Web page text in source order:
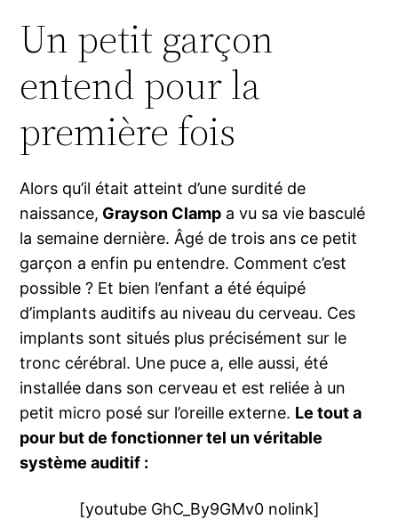
Un petit garçon
entend pour la
première fois
Alors qu’il était atteint d’une surdité de
naissance, Grayson Clamp a vu sa vie basculé
la semaine dernière. Âgé de trois ans ce petit
garçon a enfin pu entendre. Comment c’est
possible ? Et bien l’enfant a été équipé
d’implants auditifs au niveau du cerveau. Ces
implants sont situés plus précisément sur le
tronc cérébral. Une puce a, elle aussi, été
installée dans son cerveau et est reliée à un
petit micro posé sur l’oreille externe. Le tout a
pour but de fonctionner tel un véritable
système auditif :
[youtube GhC_By9GMv0 nolink]